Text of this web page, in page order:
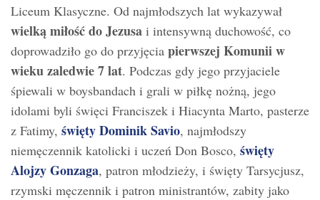
Liceum Klasyczne. Od najmłodszych lat wykazywał
wielką miłość do Jezusa i intensywną duchowość, co
doprowadziło go do przyjęcia pierwszej Komunii w
wieku zaledwie 7 lat. Podczas gdy jego przyjaciele
śpiewali w boysbandach i grali w piłkę nożną, jego
idolami byli święci Franciszek i Hiacynta Marto, pasterze
z Fatimy, święty Dominik Savio, najmłodszy
niemęczennik katolicki i uczeń Don Bosco, święty
Alojzy Gonzaga, patron młodzieży, i święty Tarsycjusz,
rzymski męczennik i patron ministrantów, zabity jako